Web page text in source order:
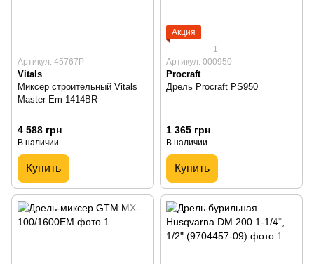
Артикул: 45767Р
Vitals
Миксер строительный Vitals
Master Em 1414BR
4 588 грн
В наличии
Купить
Акция
1
Артикул: 000950
Procraft
Дрель Procraft PS950
1 365 грн
В наличии
Купить